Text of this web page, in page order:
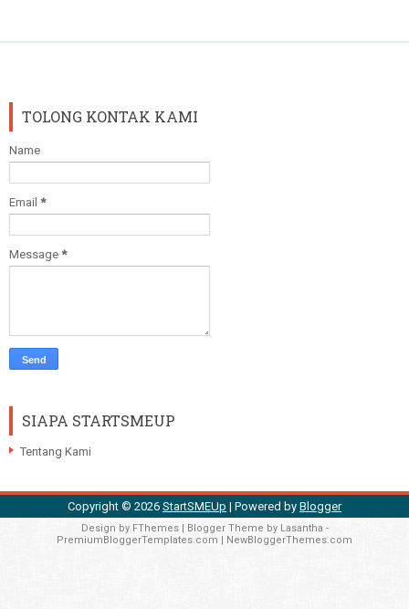
TOLONG KONTAK KAMI
Name
Email *
Message *
SIAPA STARTSMEUP
Tentang Kami
Copyright © 2026 StartSMEUp | Powered by Blogger
Design by FThemes| Blogger Theme by Lasantha -
PremiumBloggerTemplates.com | NewBloggerThemes.com